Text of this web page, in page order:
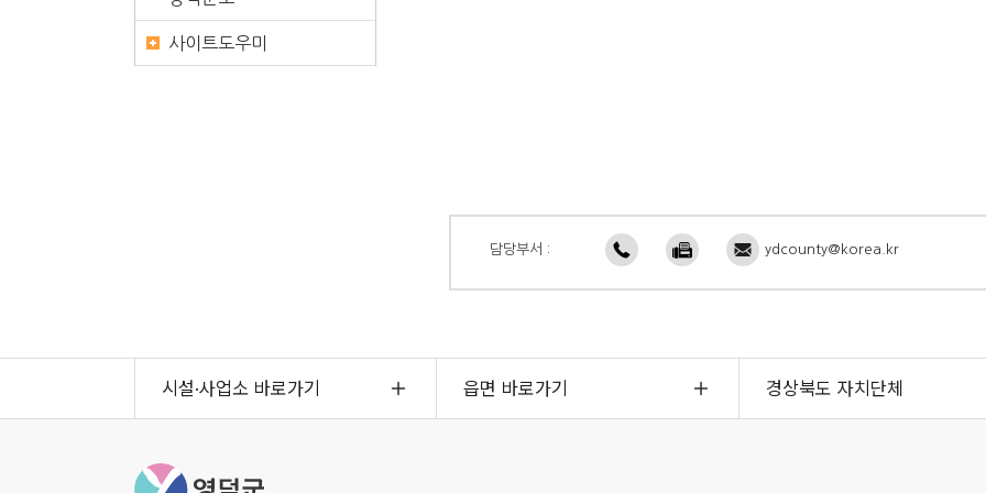
담당부서 : ydcounty@korea.kr
사이트도우미
시설·사업소 바로가기 읍면 바로가기 경상북도 자치단체
영덕군청